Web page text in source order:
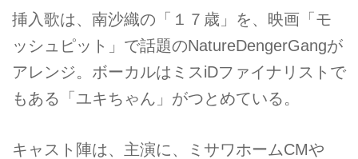
挿入歌は、南沙織の「１７歳」を、映画「モ
ッシュピット」で話題のNatureDengerGangが
アレンジ。ボーカルはミスiDファイナリストで
もある「ユキちゃん」がつとめている。
キャスト陣は、主演に、ミサワホームCMや